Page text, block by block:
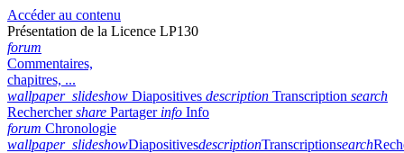
Accéder au contenu
Présentation de la Licence LP130
forum
Commentaires,
chapitres, ...
wallpaper_slideshow Diapositives description Transcription search
Rechercher share Partager info Info
forum Chronologie
wallpaper_slideshowDiapositivesdescriptionTranscriptionsearch